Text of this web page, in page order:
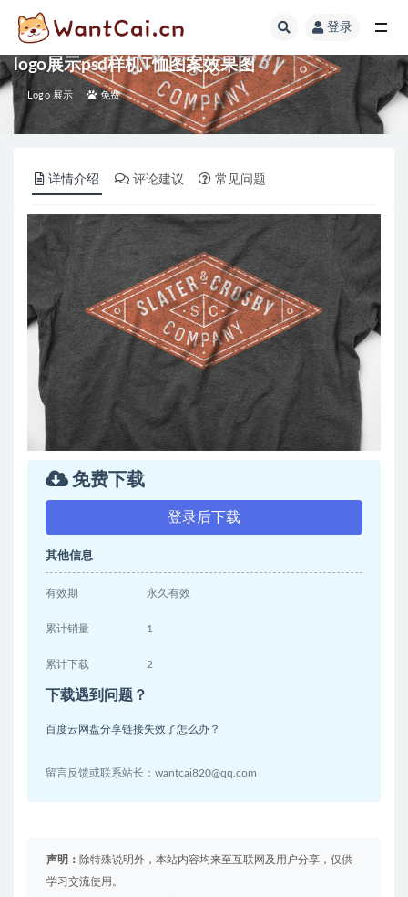
登录
logo展示psd样机T恤图案效果图
Logo 展示 免费
详情介绍 评论建议 常见问题
免费下载
登录后下载
其他信息
有效期 永久有效
累计销量 1
累计下载 2
下载遇到问题？
百度云网盘分享链接失效了怎么办？
留言反馈或联系站长：wantcai820@qq.com
声明： 除特殊说明外，本站内容均来至互联网及用户分享，仅供
学习交流使用。